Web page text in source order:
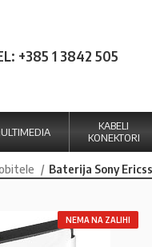
+385 1 3842 505
KABELI
KONEKTORI
Baterija Sony
NEMA NA ZALIHI